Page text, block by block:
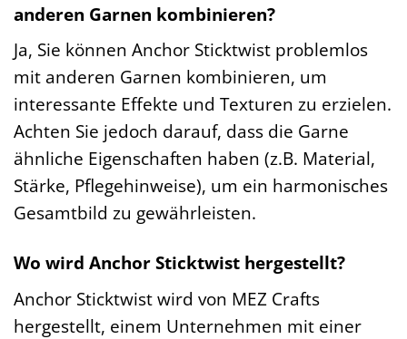
anderen Garnen kombinieren?
Ja, Sie können Anchor Sticktwist problemlos
mit anderen Garnen kombinieren, um
interessante Effekte und Texturen zu erzielen.
Achten Sie jedoch darauf, dass die Garne
ähnliche Eigenschaften haben (z.B. Material,
Stärke, Pflegehinweise), um ein harmonisches
Gesamtbild zu gewährleisten.
Wo wird Anchor Sticktwist hergestellt?
Anchor Sticktwist wird von MEZ Crafts
hergestellt, einem Unternehmen mit einer